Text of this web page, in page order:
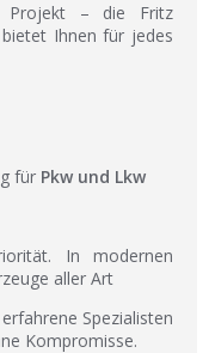
Projekt – die Fritz
Ihnen für jedes
für Pkw und Lkw
In modernen
aller Art
Spezialisten
Kompromisse.